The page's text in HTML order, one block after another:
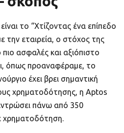
το “Χτίζοντας ένα επίπεδο
την εταιρεία, ο στόχος της
πιο ασφαλές και αξιόπιστο
όπως προαναφέραμε, το
έχει βρει σημαντική
χρηματοδότησης, η Aptos
πάνω από 350
χρηματοδότηση.